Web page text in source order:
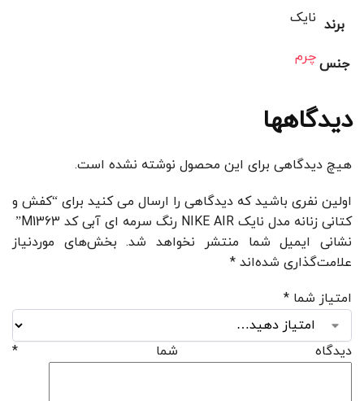
برند نایک
جنسچرم
دیدگاهها
هیچ دیدگاهی برای این محصول نوشته نشده است.
اولین نفری باشید که دیدگاهی را ارسال می کنید برای “کفش و
کتانی زنانه مدل نایک NIKE AIR رنگ سرمه ای آبی کد M1363”
نشانی ایمیل شما منتشر نخواهد شد. بخش‌های موردنیاز
علامت‌گذاری شده‌اند *
امتیاز شما *
دیدگاه شما *